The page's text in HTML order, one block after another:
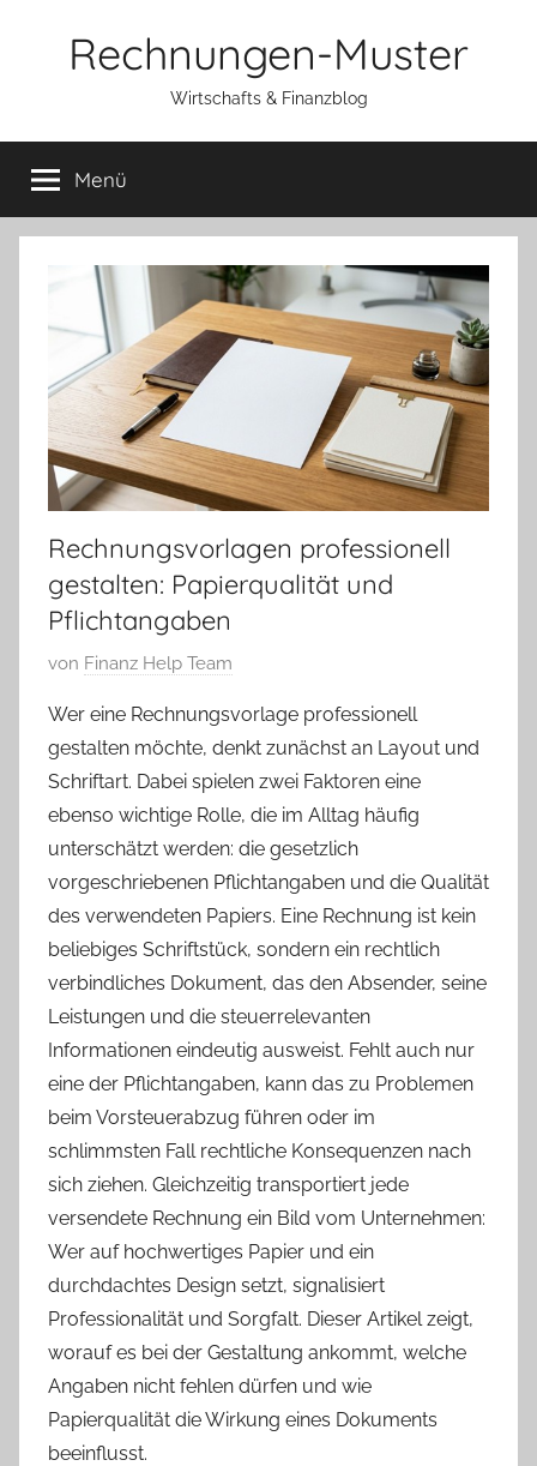
Rechnungen-Muster
Wirtschafts & Finanzblog
Menü
Rechnungsvorlagen professionell
gestalten: Papierqualität und
Pflichtangaben
V
r
ö
f
f
e
n
t
l
i
c
m
J
u
l
i
2
,
2
0
2
6
von Finanz Help Team
Wer eine Rechnungsvorlage professionell
gestalten möchte, denkt zunächst an Layout und
Schriftart. Dabei spielen zwei Faktoren eine
ebenso wichtige Rolle, die im Alltag häufig
unterschätzt werden: die gesetzlich
vorgeschriebenen Pflichtangaben und die Qualität
des verwendeten Papiers. Eine Rechnung ist kein
beliebiges Schriftstück, sondern ein rechtlich
verbindliches Dokument, das den Absender, seine
Leistungen und die steuerrelevanten
Informationen eindeutig ausweist. Fehlt auch nur
eine der Pflichtangaben, kann das zu Problemen
beim Vorsteuerabzug führen oder im
schlimmsten Fall rechtliche Konsequenzen nach
sich ziehen. Gleichzeitig transportiert jede
versendete Rechnung ein Bild vom Unternehmen:
Wer auf hochwertiges Papier und ein
durchdachtes Design setzt, signalisiert
Professionalität und Sorgfalt. Dieser Artikel zeigt,
worauf es bei der Gestaltung ankommt, welche
Angaben nicht fehlen dürfen und wie
Papierqualität die Wirkung eines Dokuments
beeinflusst.